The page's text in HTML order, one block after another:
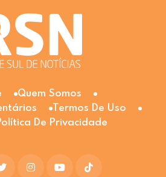
Quem Somos
Termos De Uso
De Privacidade